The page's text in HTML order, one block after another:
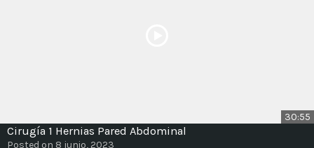
30:55
Cirugía 1 Hernias Pared Abdominal
Posted on 8 junio, 2023